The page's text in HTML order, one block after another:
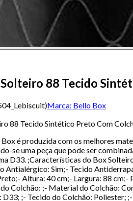
Solteiro 88 Tecido
)Marca: Bello Box
88 Tecido Sintético Preto Com
Box é produzida com os melhores
se uma peça que pode ser
D33. ;Características do Box
Antialérgico: Sim;- Tecido
Altura: 40 cm;- Largura: 88
Colchão: ;- Material do Colchão:
D33; ;- Tecido do Colchão: Poliester;